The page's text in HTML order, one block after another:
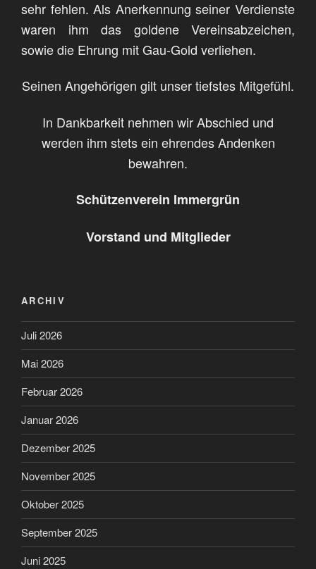
sehr fehlen. Als Anerkennung seiner Verdienste
waren ihm das goldene Vereinsabzeichen,
sowie die Ehrung mit Gau-Gold verliehen.
Seinen Angehörigen gilt unser tiefstes Mitgefühl.
In Dankbarkeit nehmen wir Abschied und
werden ihm stets ein ehrendes Andenken
bewahren.
Schützenverein Immergrün
Vorstand und Mitglieder
ARCHIV
Juli 2026
Mai 2026
Februar 2026
Januar 2026
Dezember 2025
November 2025
Oktober 2025
September 2025
Juni 2025